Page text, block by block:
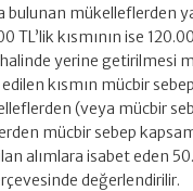
bulunan mükelleflerden
TL’lik kısmının ise
yerine getirilmesi
kısmın mücbir
(veya mücbir
mücbir sebep
alımlara isabet eden
değerlendirilir.